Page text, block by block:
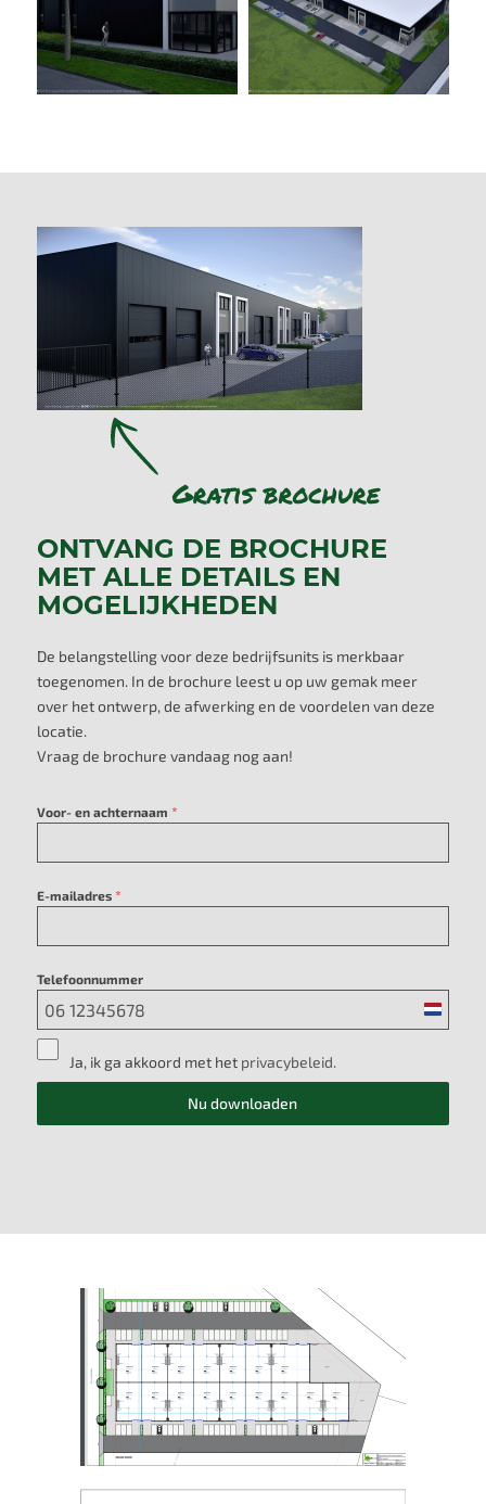
ONTVANG DE BROCHURE
MET ALLE DETAILS EN
MOGELIJKHEDEN
De belangstelling voor deze bedrijfsunits is merkbaar
toegenomen. In de brochure leest u op uw gemak meer
over het ontwerp, de afwerking en de voordelen van deze
locatie.
Vraag de brochure vandaag nog aan!
Voor- en achternaam *
E-mailadres *
Telefoonnummer
Ja, ik ga akkoord met het privacybeleid.
Nu downloaden